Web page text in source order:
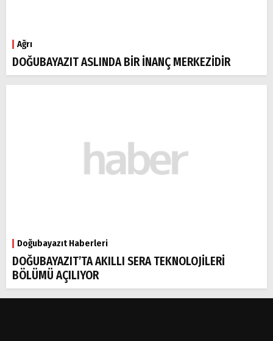
Ağrı
DOĞUBAYAZIT ASLINDA BİR İNANÇ MERKEZİDİR
Doğubayazıt Haberleri
DOĞUBAYAZIT’TA AKILLI SERA TEKNOLOJİLERİ
BÖLÜMÜ AÇILIYOR